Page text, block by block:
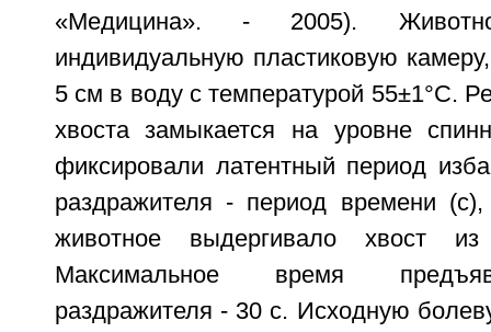
«Медицина». - 2005).
индивидуальную пластиковую
5 см в воду с температурой 55±1°С.
хвоста замыкается на уровне
фиксировали латентный период
раздражителя - период времени (с),
животное выдергивало хвост
Максимальное время
раздражителя - 30 с. Исходную